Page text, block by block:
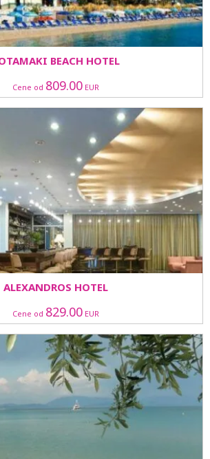
BEACH HOTEL
Cene od 809.00 EUR
ALEXANDROS HOTEL
Cene od 829.00 EUR